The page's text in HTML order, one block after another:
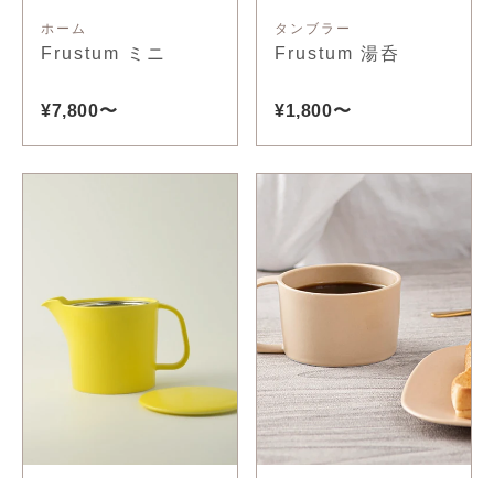
ホーム
Frustum ミニ
¥7,800〜
タンブラー
Frustum 湯呑
¥1,800〜